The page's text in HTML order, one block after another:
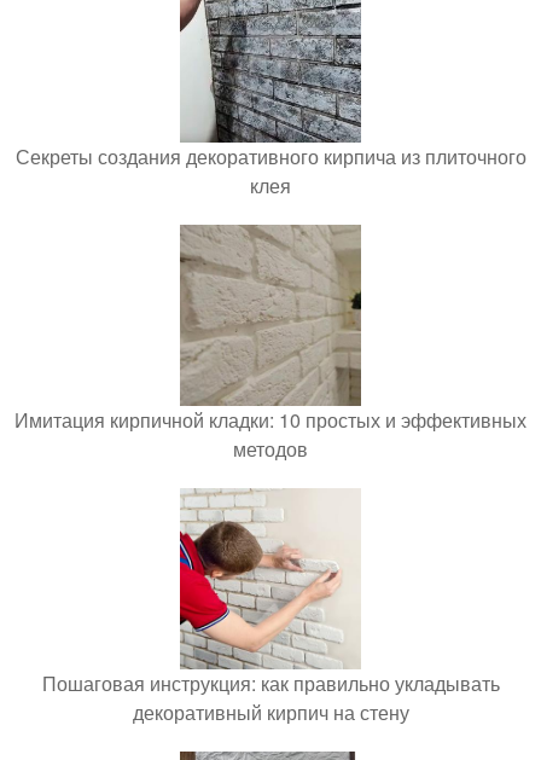
Секреты создания декоративного кирпича из плиточного
клея
Имитация кирпичной кладки: 10 простых и эффективных
методов
Пошаговая инструкция: как правильно укладывать
декоративный кирпич на стену